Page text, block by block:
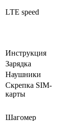
LTE speed
Инструкция
Зарядка
Наушники
Скрепка SIM-
карты
Шагомер